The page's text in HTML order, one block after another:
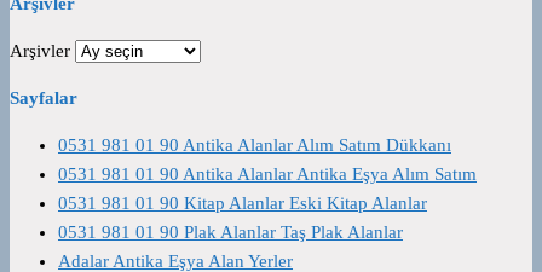
Arşivler
Sayfalar
0531 981 01 90 Antika Alanlar Alım Satım Dükkanı
0531 981 01 90 Antika Alanlar Antika Eşya Alım Satım
0531 981 01 90 Kitap Alanlar Eski Kitap Alanlar
0531 981 01 90 Plak Alanlar Taş Plak Alanlar
Adalar Antika Eşya Alan Yerler